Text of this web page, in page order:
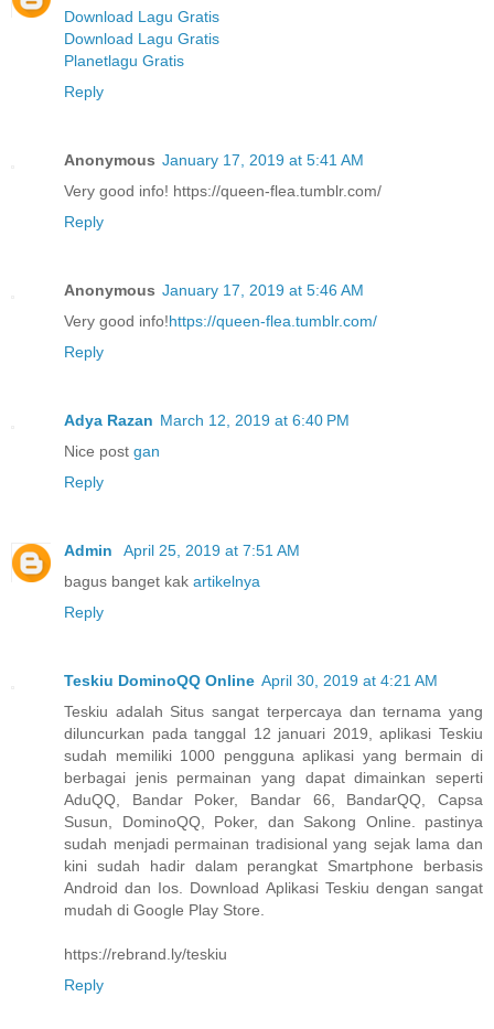
Download Lagu Gratis
Download Lagu Gratis
Planetlagu Gratis
Reply
Anonymous January 17, 2019 at 5:41 AM
Very good info! https://queen-flea.tumblr.com/
Reply
Anonymous January 17, 2019 at 5:46 AM
Very good info!https://queen-flea.tumblr.com/
Reply
Adya Razan March 12, 2019 at 6:40 PM
Nice post gan
Reply
Admin
April 25, 2019 at 7:51 AM
bagus banget kak artikelnya
Reply
Teskiu DominoQQ Online April 30, 2019 at 4:21 AM
Teskiu adalah Situs sangat terpercaya dan ternama yang
diluncurkan pada tanggal 12 januari 2019, aplikasi Teskiu
sudah memiliki 1000 pengguna aplikasi yang bermain di
berbagai jenis permainan yang dapat dimainkan seperti
AduQQ, Bandar Poker, Bandar 66, BandarQQ, Capsa
Susun, DominoQQ, Poker, dan Sakong Online. pastinya
sudah menjadi permainan tradisional yang sejak lama dan
kini sudah hadir dalam perangkat Smartphone berbasis
Android dan Ios. Download Aplikasi Teskiu dengan sangat
mudah di Google Play Store.
https://rebrand.ly/teskiu
Reply